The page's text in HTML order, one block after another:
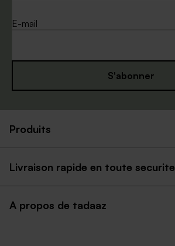
E-mail
S'abonner
Produits
Livraison rapide en toute securite
A propos de tadaaz